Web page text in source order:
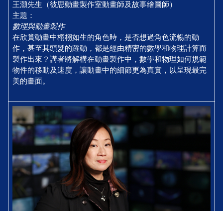
王灝先生（彼思動畫製作室動畫師及故事繪圖師）
主題：
數理與動畫製作
在欣賞動畫中栩栩如生的角色時，是否想過角色流暢的動
作，甚至其頭髮的躍動，都是經由精密的數學和物理計算而
製作出來？講者將解構在動畫製作中，數學和物理如何規範
物件的移動及速度，讓動畫中的細節更為真實，以呈現最完
美的畫面。